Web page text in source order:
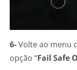
6-Volte ao menu
opção “Fail Safe